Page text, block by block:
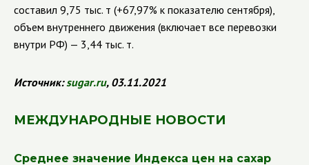
составил 9,75 тыс. т (+67,97% к показателю сентября),
объем внутреннего движения (включает все перевозки
внутри РФ) — 3,44 тыс. т.
Источник:sugar.ru, 03.11.2021
МЕЖДУНАРОДНЫЕ НОВОСТИ
Среднее значение Индекса цен на сахар